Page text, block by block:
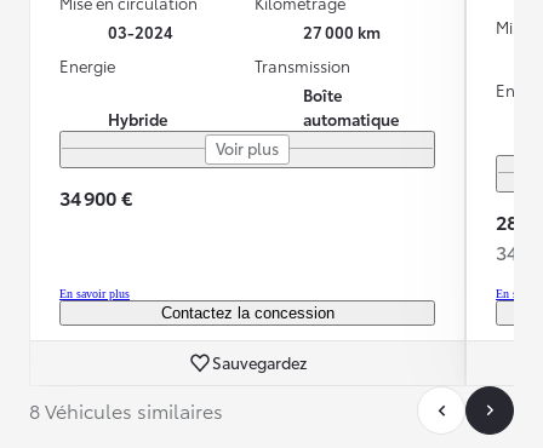
03-2024
27 000 km
Energie
Hybride
Transmission
Boîte
automatique
Voir plus
34 900 €
En savoir plus
Contactez la concession
Sauvegardez
Mise
28
348
En
8 Véhicules similaires